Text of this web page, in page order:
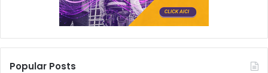
Popular Posts